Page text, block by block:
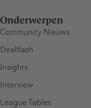
Onderwerpen
Community Nieuws
Dealflash
Insights
Interview
League Tables